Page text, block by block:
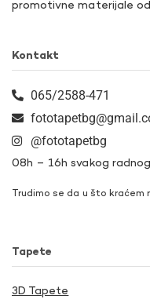
promotivne materijale
Kontakt
065/2588-471
@fototapetbg
08h – 16h svakog
Trudimo se da u što kraćem
Tapete
3D Tapete